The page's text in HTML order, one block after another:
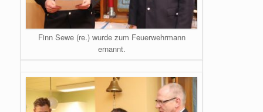
Finn Sewe (re.) wurde zum Feuerwehrmann
ernannt.